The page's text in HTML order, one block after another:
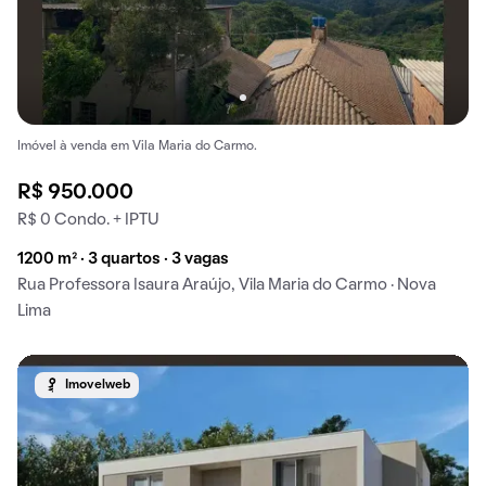
Imóvel à venda em Vila Maria do Carmo.
R$ 950.000
R$ 0 Condo. + IPTU
1200 m² · 3 quartos · 3 vagas
Rua Professora Isaura Araújo, Vila Maria do Carmo · Nova
Lima
Imovelweb